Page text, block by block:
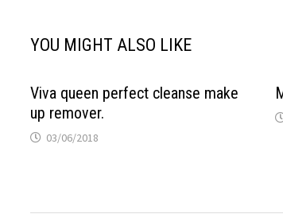
YOU MIGHT ALSO LIKE
Viva queen perfect cleanse make
up remover.
03/06/2018